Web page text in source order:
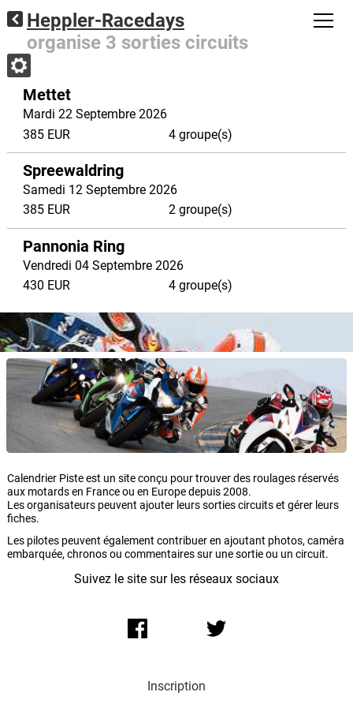
Heppler-Racedays
organise 3 sorties circuits
Mettet
Mardi 22 Septembre 2026
385 EUR
4 groupe(s)
Spreewaldring
Samedi 12 Septembre 2026
385 EUR
2 groupe(s)
Pannonia Ring
Vendredi 04 Septembre 2026
430 EUR
4 groupe(s)
Calendrier Piste est un site conçu pour trouver des roulages réservés
aux motards en France ou en Europe depuis 2008.
Les organisateurs peuvent ajouter leurs sorties circuits et gérer leurs
fiches.
Les pilotes peuvent également contribuer en ajoutant photos, caméra
embarquée, chronos ou commentaires sur une sortie ou un circuit.
Suivez le site sur les réseaux sociaux
Inscription